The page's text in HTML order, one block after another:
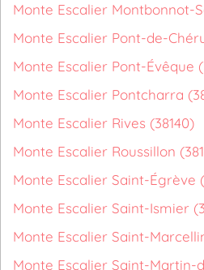
Monte Escalier Montbonnot-
Monte Escalier Pont-de-
Monte Escalier Pont-Évêque
Monte Escalier Pontcharra
Monte Escalier Rives (38140)
Monte Escalier Roussillon
Monte Escalier Saint-Égrève
Monte Escalier Saint-Ismier
Monte Escalier Saint-
Monte Escalier Saint-Martin-